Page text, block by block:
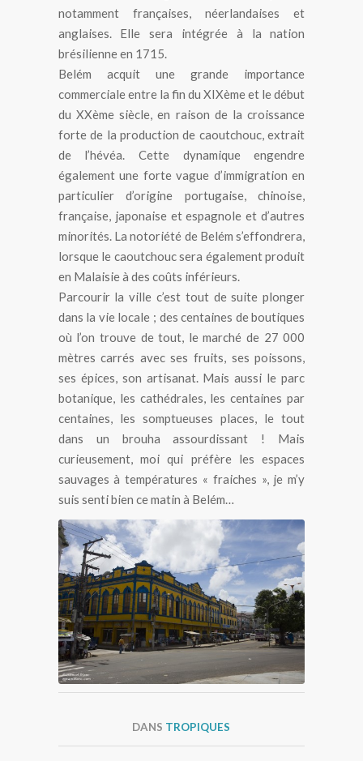
notamment françaises, néerlandaises et
anglaises. Elle sera intégrée à la nation
brésilienne en 1715.
Belém acquit une grande importance
commerciale entre la fin du XIXème et le début
du XXème siècle, en raison de la croissance
forte de la production de caoutchouc, extrait
de l’hévéa. Cette dynamique engendre
également une forte vague d’immigration en
particulier d’origine portugaise, chinoise,
française, japonaise et espagnole et d’autres
minorités. La notoriété de Belém s’effondrera,
lorsque le caoutchouc sera également produit
en Malaisie à des coûts inférieurs.
Parcourir la ville c’est tout de suite plonger
dans la vie locale ; des centaines de boutiques
où l’on trouve de tout, le marché de 27 000
mètres carrés avec ses fruits, ses poissons,
ses épices, son artisanat. Mais aussi le parc
botanique, les cathédrales, les centaines par
centaines, les somptueuses places, le tout
dans un brouha assourdissant ! Mais
curieusement, moi qui préfère les espaces
sauvages à températures « fraiches », je m’y
suis senti bien ce matin à Belém…
Belém au Brésil
DANS TROPIQUES